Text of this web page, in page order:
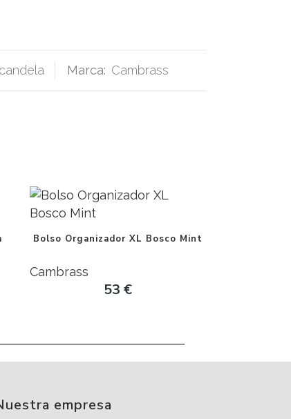
Marca: Cambrass
Bolso Organizador XL Bosco Mint
Cambrass
53€
empresa